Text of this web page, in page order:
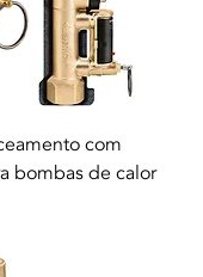
com
bombas de calor